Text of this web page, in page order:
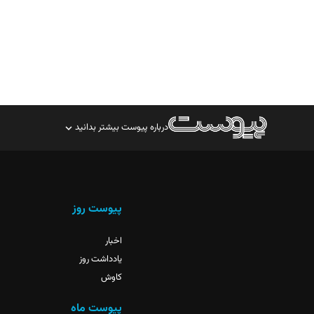
درباره پیوست بیشتر بدانید
پیوست روز
اخبار
یادداشت روز
کاوش
پیوست ماه